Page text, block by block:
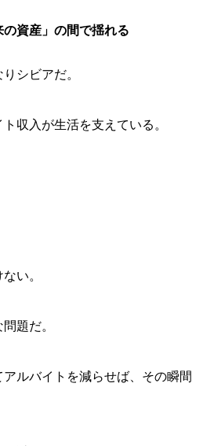
の資産」の間で揺れる
シビアだ。
収入が生活を支えている。
い。
題だ。
ルバイトを減らせば、その瞬間